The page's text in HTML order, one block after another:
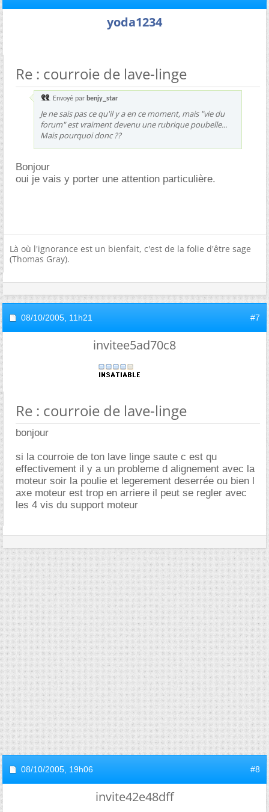
yoda1234
Re : courroie de lave-linge
Envoyé par benjy_star
Je ne sais pas ce qu'il y a en ce moment, mais "vie du
forum" est vraiment devenu une rubrique poubelle...
Mais pourquoi donc ??
Bonjour
oui je vais y porter une attention particulière.
Là où l'ignorance est un bienfait, c'est de la folie d'être sage
(Thomas Gray).
08/10/2005, 11h21 #7
invitee5ad70c8
Re : courroie de lave-linge
bonjour
si la courroie de ton lave linge saute c est qu
effectivement il y a un probleme d alignement avec la
moteur soir la poulie et legerement deserrée ou bien l
axe moteur est trop en arriere il peut se regler avec
les 4 vis du support moteur
08/10/2005, 19h06 #8
invite42e48dff